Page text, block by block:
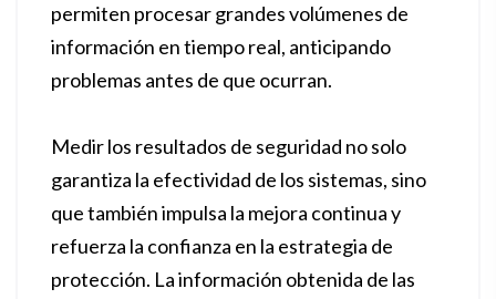
permiten procesar grandes volúmenes de
información en tiempo real, anticipando
problemas antes de que ocurran.
Medir los resultados de seguridad no solo
garantiza la efectividad de los sistemas, sino
que también impulsa la mejora continua y
refuerza la confianza en la estrategia de
protección. La información obtenida de las